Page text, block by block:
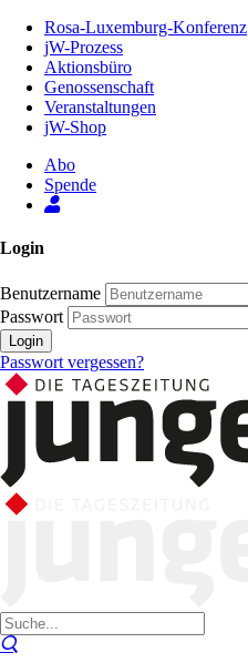
Inhalt
Seite
Rosa-Luxemburg-Konferenz
jW-Prozess
Aktionsbüro
Genossenschaft
Veranstaltungen
jW-Shop
Abo
Spende
Login
Benutzername
Passwort
Login
Passwort vergessen?